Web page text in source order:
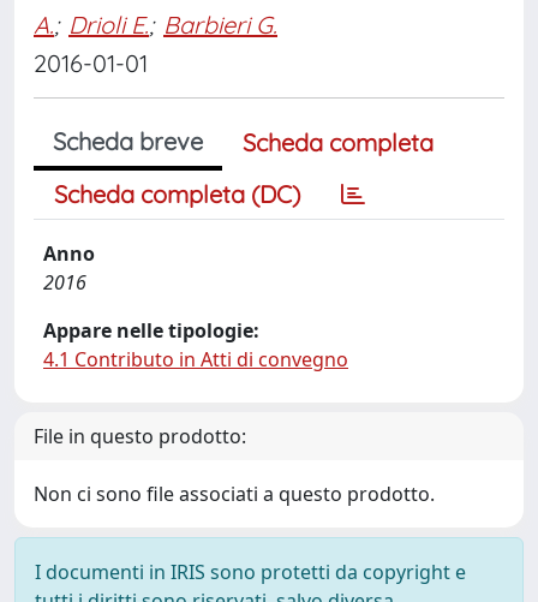
A.; Drioli E.; Barbieri G.
2016-01-01
Scheda breve
Scheda completa
Scheda completa (DC)
Anno
2016
Appare nelle tipologie:
4.1 Contributo in Atti di convegno
File in questo prodotto:
Non ci sono file associati a questo prodotto.
I documenti in IRIS sono protetti da copyright e